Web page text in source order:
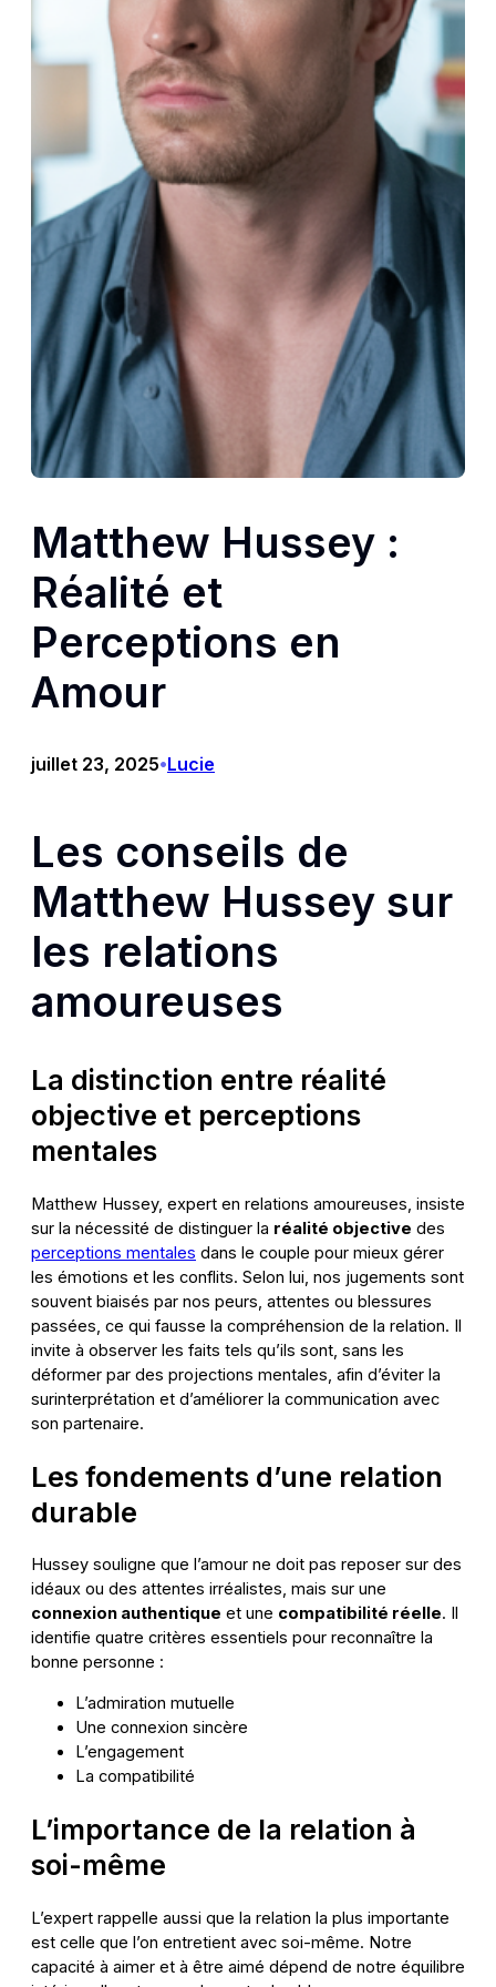
Matthew Hussey :
Réalité et
Perceptions en
Amour
juillet 23, 2025•Lucie
Les conseils de
Matthew Hussey sur
les relations
amoureuses
La distinction entre réalité
objective et perceptions
mentales
Matthew Hussey, expert en relations amoureuses, insiste
sur la nécessité de distinguer la réalité objective des
perceptions mentales dans le couple pour mieux gérer
les émotions et les conflits. Selon lui, nos jugements sont
souvent biaisés par nos peurs, attentes ou blessures
passées, ce qui fausse la compréhension de la relation. Il
invite à observer les faits tels qu’ils sont, sans les
déformer par des projections mentales, afin d’éviter la
surinterprétation et d’améliorer la communication avec
son partenaire.
Les fondements d’une relation
durable
Hussey souligne que l’amour ne doit pas reposer sur des
idéaux ou des attentes irréalistes, mais sur une
connexion authentique et une compatibilité réelle. Il
identifie quatre critères essentiels pour reconnaître la
bonne personne :
L’admiration mutuelle
Une connexion sincère
L’engagement
La compatibilité
L’importance de la relation à
soi-même
L’expert rappelle aussi que la relation la plus importante
est celle que l’on entretient avec soi-même. Notre
capacité à aimer et à être aimé dépend de notre équilibre